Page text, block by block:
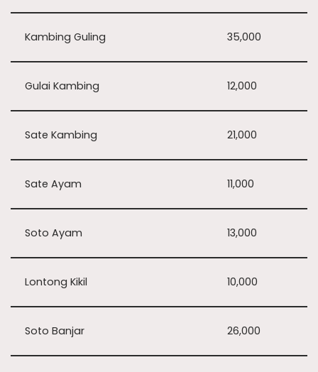
Kambing Guling 35,000
Gulai Kambing 12,000
Sate Kambing 21,000
Sate Ayam 11,000
Soto Ayam 13,000
Lontong Kikil 10,000
Soto Banjar 26,000